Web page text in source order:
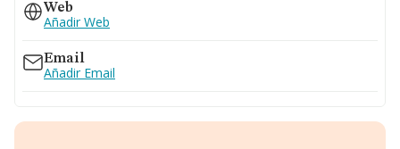
Web
Añadir Web
Email
Añadir Email